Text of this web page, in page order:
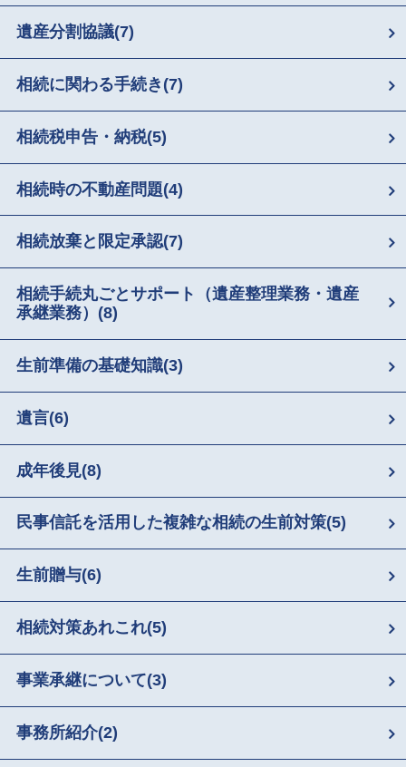
遺産分割協議(7)
相続に関わる手続き (7)
相続税申告・納税(5)
相続時の不動産問題(4)
相続放棄と限定承認(7)
相続手続丸ごとサポート（遺産整理業務・遺産
承継業務） (8)
生前準備の基礎知識(3)
遺言(6)
成年後見(8)
民事信託を活用した複雑な相続の生前対策(5)
生前贈与(6)
相続対策あれこれ(5)
事業承継について(3)
事務所紹介(2)